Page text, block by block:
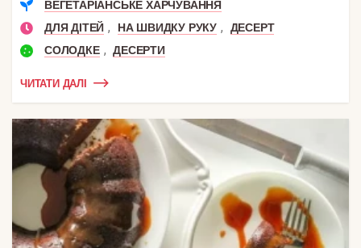
ВЕГЕТАРІАНСЬКЕ ХАРЧУВАННЯ
ДЛЯ ДІТЕЙ , НА ШВИДКУ РУКУ ,
ДЕСЕРТ
СОЛОДКЕ , ДЕСЕРТИ
ЧИТАТИ ДАЛІ